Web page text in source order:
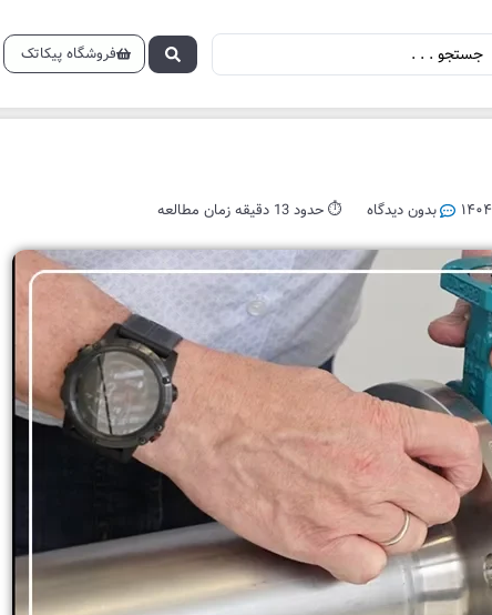
فروشگاه پیکاتک
بدون دیدگاه ⏱️ حدود 13 دقیقه زمان مطالعه